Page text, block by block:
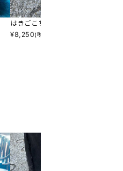
はきごこち厚底ローファー
¥8,250(税込)